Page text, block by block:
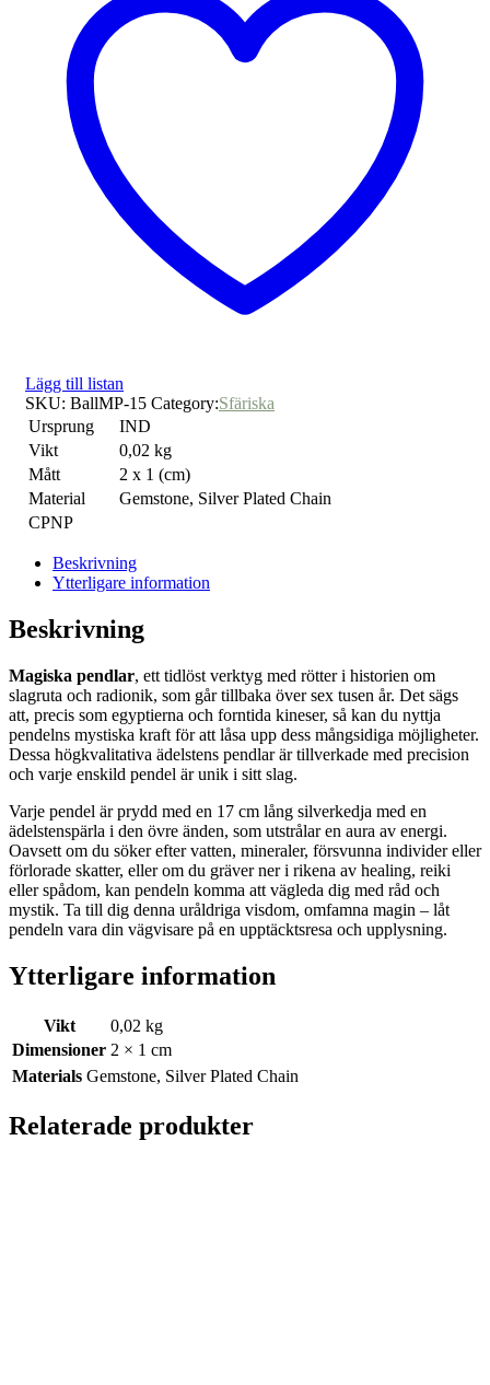
Lägg till listan
SKU: BallMP-15 Category:Sfäriska
Ursprung
IND
Vikt
0,02 kg
Mått
2 x 1 (cm)
Material
Gemstone, Silver Plated Chain
CPNP
Beskrivning
Ytterligare information
Beskrivning
Magiska pendlar, ett tidlöst verktyg med rötter i historien om
slagruta och radionik, som går tillbaka över sex tusen år. Det sägs
att, precis som egyptierna och forntida kineser, så kan du nyttja
pendelns mystiska kraft för att låsa upp dess mångsidiga möjligheter.
Dessa högkvalitativa ädelstens pendlar är tillverkade med precision
och varje enskild pendel är unik i sitt slag.
Varje pendel är prydd med en 17 cm lång silverkedja med en
ädelstenspärla i den övre änden, som utstrålar en aura av energi.
Oavsett om du söker efter vatten, mineraler, försvunna individer eller
förlorade skatter, eller om du gräver ner i rikena av healing, reiki
eller spådom, kan pendeln komma att vägleda dig med råd och
mystik. Ta till dig denna uråldriga visdom, omfamna magin – låt
pendeln vara din vägvisare på en upptäcktsresa och upplysning.
Ytterligare information
Vikt
0,02 kg
Dimensioner 2 × 1 cm
Materials Gemstone, Silver Plated Chain
Relaterade produkter